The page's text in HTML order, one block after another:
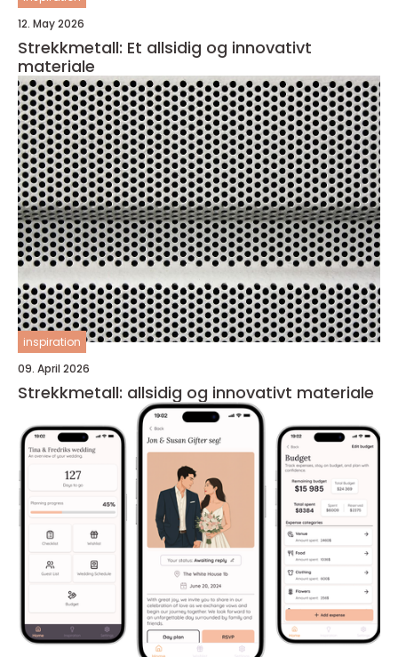
12. May 2026
Strekkmetall: Et allsidig og innovativt
materiale
inspiration
09. April 2026
Strekkmetall: allsidig og innovativt materiale